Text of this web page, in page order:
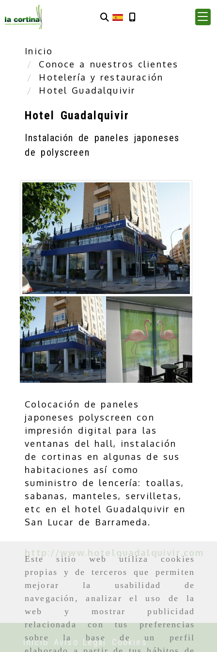
Este sitio web utiliza cookies
propias y de terceros que permiten
mejorar la usabilidad de
navegación, analizar el uso de la
web y mostrar publicidad
relacionada con tus preferencias
sobre la base de un perfil
Inicio
Conoce a nuestros clientes
Hotelería y restauración
Hotel Guadalquivir
Hotel Guadalquivir
Instalación de paneles japoneses
de polyscreen
Colocación de paneles
japoneses polyscreen con
impresión digital para las
ventanas del hall, instalación
de cortinas en algunas de sus
habitaciones así como
suministro de lencería: toallas,
sabanas, manteles, servilletas,
etc en el hotel Guadalquivir en
San Lucar de Barrameda.
http://www.hotelguadalquivir.com
Inicio Aviso Legal Cookies